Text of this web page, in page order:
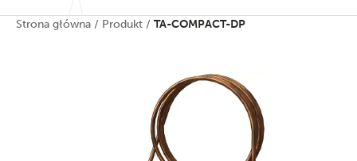
Strona główna / Produkt / TA-COMPACT-DP